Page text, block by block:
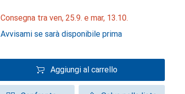
Consegna tra ven, 25.9. e mar, 13.10.
Avvisami se sarà disponibile prima
Aggiungi al carrello